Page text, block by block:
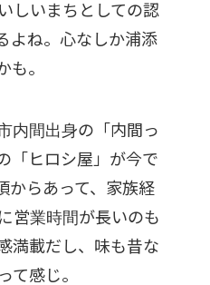
しいまちとしての認
よね。心なしか浦添
も。
内間出身の「内間っ
「ヒロシ屋」が今で
からあって、家族経
営業時間が長いのも
満載だし、味も昔な
て感じ。